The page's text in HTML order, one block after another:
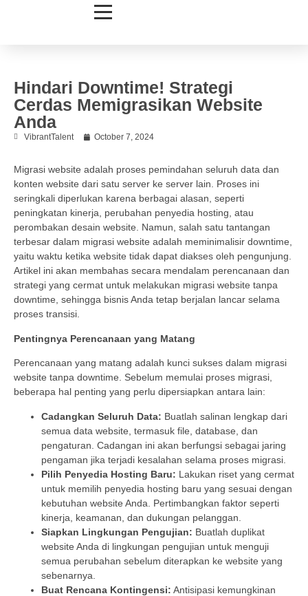
Hindari Downtime! Strategi
Cerdas Memigrasikan Website
Anda
VibrantTalent October 7, 2024
Migrasi website adalah proses pemindahan seluruh data dan
konten website dari satu server ke server lain. Proses ini
seringkali diperlukan karena berbagai alasan, seperti
peningkatan kinerja, perubahan penyedia hosting, atau
perombakan desain website. Namun, salah satu tantangan
terbesar dalam migrasi website adalah meminimalisir downtime,
yaitu waktu ketika website tidak dapat diakses oleh pengunjung.
Artikel ini akan membahas secara mendalam perencanaan dan
strategi yang cermat untuk melakukan migrasi website tanpa
downtime, sehingga bisnis Anda tetap berjalan lancar selama
proses transisi.
Pentingnya Perencanaan yang Matang
Perencanaan yang matang adalah kunci sukses dalam migrasi
website tanpa downtime. Sebelum memulai proses migrasi,
beberapa hal penting yang perlu dipersiapkan antara lain:
Cadangkan Seluruh Data: Buatlah salinan lengkap dari
semua data website, termasuk file, database, dan
pengaturan. Cadangan ini akan berfungsi sebagai jaring
pengaman jika terjadi kesalahan selama proses migrasi.
Pilih Penyedia Hosting Baru: Lakukan riset yang cermat
untuk memilih penyedia hosting baru yang sesuai dengan
kebutuhan website Anda. Pertimbangkan faktor seperti
kinerja, keamanan, dan dukungan pelanggan.
Siapkan Lingkungan Pengujian: Buatlah duplikat
website Anda di lingkungan pengujian untuk menguji
semua perubahan sebelum diterapkan ke website yang
sebenarnya.
Buat Rencana Kontingensi: Antisipasi kemungkinan